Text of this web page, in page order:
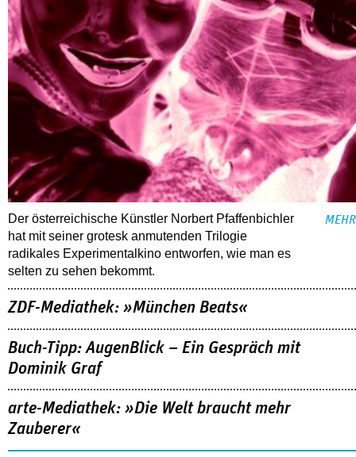
Der österreichische Künstler Norbert Pfaffenbichler
hat mit seiner grotesk anmutenden Trilogie
radikales Experimentalkino entworfen, wie man es
selten zu sehen bekommt.
MEHR
ZDF-Mediathek: »München Beats«
Buch-Tipp: AugenBlick – Ein Gespräch mit
Dominik Graf
arte-Mediathek: »Die Welt braucht mehr
Zauberer«